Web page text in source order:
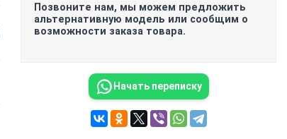
Позвоните нам, мы можем предложить
альтернативную модель или сообщим о
возможности заказа товара.
Начать переписку